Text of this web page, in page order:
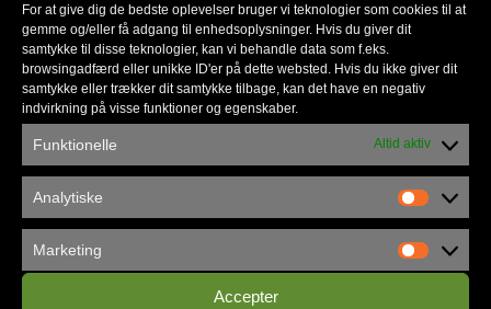
For at give dig de bedste oplevelser bruger vi teknologier som cookies til at
gemme og/eller få adgang til enhedsoplysninger. Hvis du giver dit
samtykke til disse teknologier, kan vi behandle data som f.eks.
browsingadfærd eller unikke ID'er på dette websted. Hvis du ikke giver dit
samtykke eller trækker dit samtykke tilbage, kan det have en negativ
indvirkning på visse funktioner og egenskaber.
Funktionelle Altid aktiv
Analytiske
Marketing
Accepter
Privatlivspolitik
Kontakt
Apostolsk Kirke Danmark
Lykkegårdsvej 100